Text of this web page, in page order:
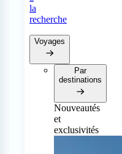
la
recherche
Voyages
Par
destinations
Nouveautés
et
exclusivités